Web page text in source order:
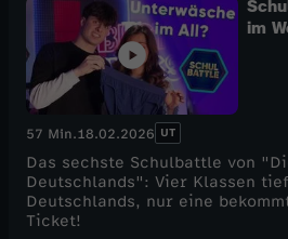
im
57 Min.18.02.2026 UT
Das sechste Schulbattle von
Deutschlands": Vier Klassen
Deutschlands, nur eine
Ticket!